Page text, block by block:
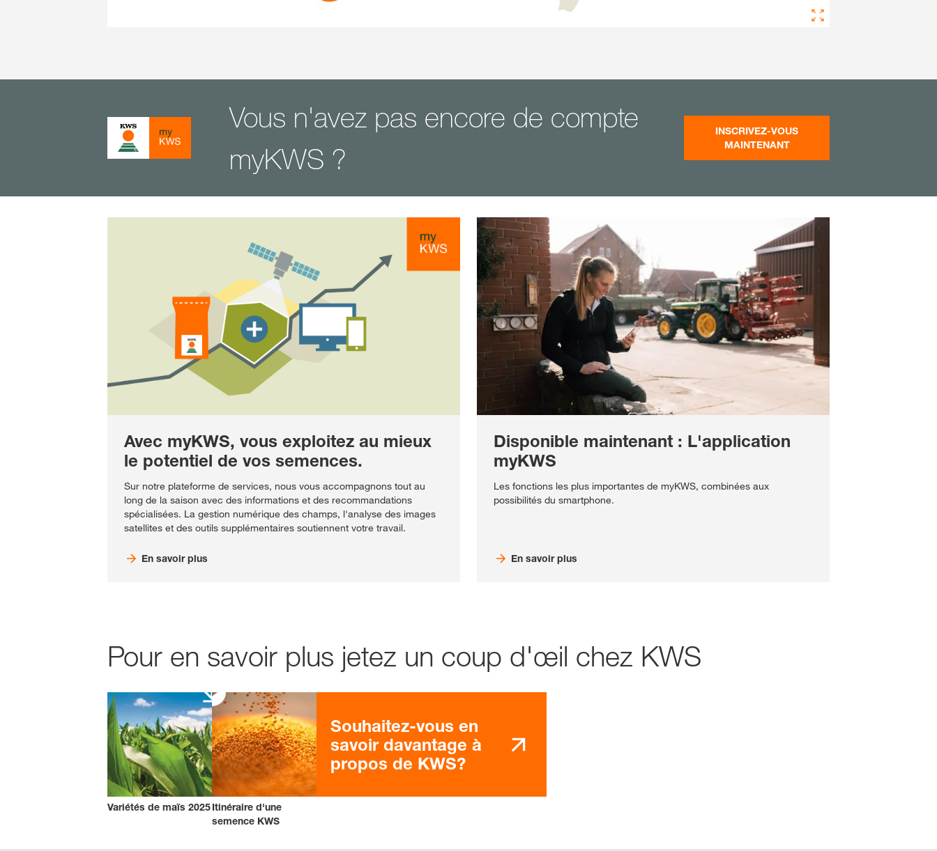
Vous n'avez pas encore de compte
myKWS ?
INSCRIVEZ-VOUS
MAINTENANT
Avec myKWS, vous exploitez au mieux
le potentiel de vos semences.
Sur notre plateforme de services, nous vous accompagnons tout au
long de la saison avec des informations et des recommandations
spécialisées. La gestion numérique des champs, l'analyse des images
satellites et des outils supplémentaires soutiennent votre travail.
En savoir plus
Disponible maintenant : L'application
myKWS
Les fonctions les plus importantes de myKWS, combinées aux
possibilités du smartphone.
En savoir plus
Pour en savoir plus jetez un coup d'œil chez KWS
Variétés de maïs 2025Itinéraire d'une
semence KWS
Souhaitez-vous en
savoir davantage à
propos de KWS?